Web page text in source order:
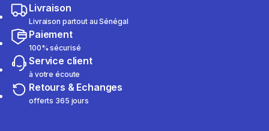
Livraison
Livraison partout au Sénégal
Paiement
100% sécurisé
Service client
à votre écoute
Retours & Echanges
offerts 365 jours